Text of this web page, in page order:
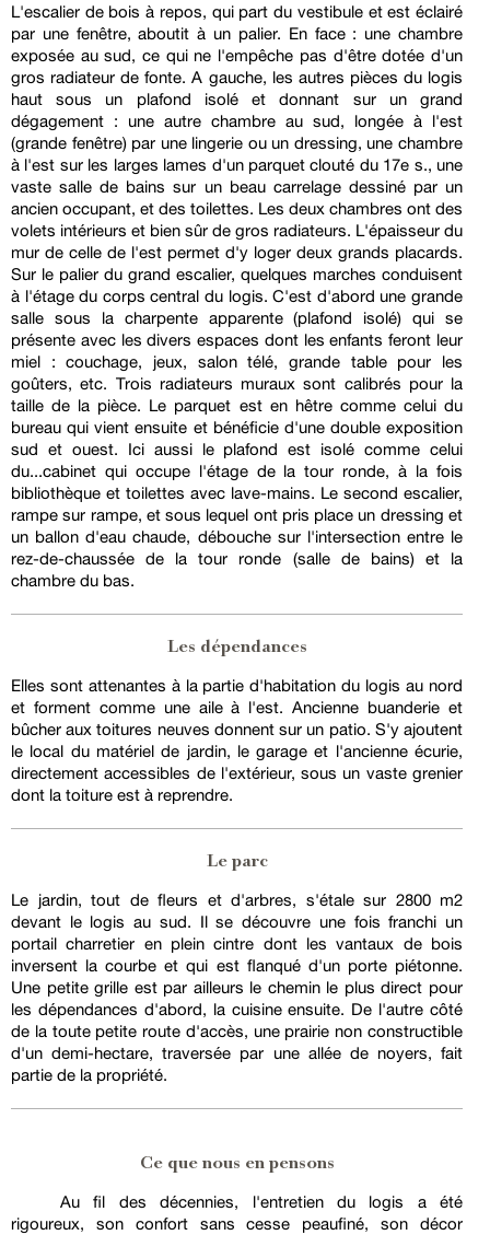
L'escalier de bois à repos, qui part du vestibule et est éclairé
par une fenêtre, aboutit à un palier. En face : une chambre
exposée au sud, ce qui ne l'empêche pas d'être dotée d'un
gros radiateur de fonte. A gauche, les autres pièces du logis
haut sous un plafond isolé et donnant sur un grand
dégagement : une autre chambre au sud, longée à l'est
(grande fenêtre) par une lingerie ou un dressing, une chambre
à l'est sur les larges lames d'un parquet clouté du 17e s., une
vaste salle de bains sur un beau carrelage dessiné par un
ancien occupant, et des toilettes. Les deux chambres ont des
volets intérieurs et bien sûr de gros radiateurs. L'épaisseur du
mur de celle de l'est permet d'y loger deux grands placards.
Sur le palier du grand escalier, quelques marches conduisent
à l'étage du corps central du logis. C'est d'abord une grande
salle sous la charpente apparente (plafond isolé) qui se
présente avec les divers espaces dont les enfants feront leur
miel : couchage, jeux, salon télé, grande table pour les
goûters, etc. Trois radiateurs muraux sont calibrés pour la
taille de la pièce. Le parquet est en hêtre comme celui du
bureau qui vient ensuite et bénéficie d'une double exposition
sud et ouest. Ici aussi le plafond est isolé comme celui
du...cabinet qui occupe l'étage de la tour ronde, à la fois
bibliothèque et toilettes avec lave-mains. Le second escalier,
rampe sur rampe, et sous lequel ont pris place un dressing et
un ballon d'eau chaude, débouche sur l'intersection entre le
rez-de-chaussée de la tour ronde (salle de bains) et la
chambre du bas.
Les dépendances
Elles sont attenantes à la partie d'habitation du logis au nord
et forment comme une aile à l'est. Ancienne buanderie et
bûcher aux toitures neuves donnent sur un patio. S'y ajoutent
le local du matériel de jardin, le garage et l'ancienne écurie,
directement accessibles de l'extérieur, sous un vaste grenier
dont la toiture est à reprendre.
Le parc
Le jardin, tout de fleurs et d'arbres, s'étale sur 2800 m2
devant le logis au sud. Il se découvre une fois franchi un
portail charretier en plein cintre dont les vantaux de bois
inversent la courbe et qui est flanqué d'un porte piétonne.
Une petite grille est par ailleurs le chemin le plus direct pour
les dépendances d'abord, la cuisine ensuite. De l'autre côté
de la toute petite route d'accès, une prairie non constructible
d'un demi-hectare, traversée par une allée de noyers, fait
partie de la propriété.
Ce que nous en pensons
Au fil des décennies, l'entretien du logis a été
rigoureux, son confort sans cesse peaufiné, son décor